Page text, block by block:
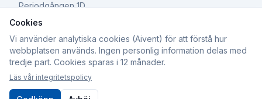
Periodgången 1D
611 37 Nyköping
©2026Sveabildelar / Aivent AB. Alla rättigheter
Org.nr: 559502-8241 | Registrerad för F-skatt och Moms
Cookies
Vi använder analytiska cookies (Aivent) för att förstå hur
webbplatsen används. Ingen personlig information delas med
tredje part. Cookies sparas i 12 månader.
Läs vår integritetspolicy